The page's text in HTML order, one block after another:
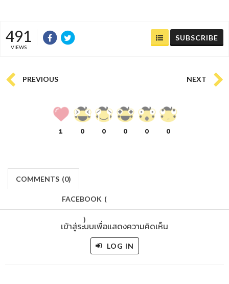
491
VIEWS
SUBSCRIBE
PREVIOUS NEXT
1 0 0 0 0 0
COMMENTS (0)
FACEBOOK (
)
เข้าสู่ระบบเพื่อแสดงความคิดเห็น
LOG IN